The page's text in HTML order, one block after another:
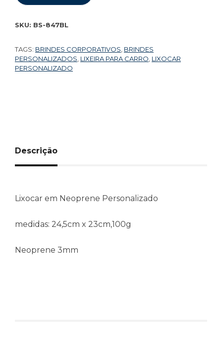
SKU: BS-847BL
TAGS: BRINDES CORPORATIVOS BRINDES
PERSONALIZADOS LIXEIRA PARA CARRO LIXOCAR
PERSONALIZADO
Descrição
Lixocar em Neoprene Personalizado
medidas: 24,5cm x 23cm,100g
Neoprene 3mm